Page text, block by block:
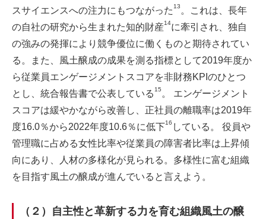
スサイエンスへの注力にもつながった 13 。これは、長年
の自社の研究から生まれた知的財産14に牽引され、独自
の強みの発揮により競争優位に働くものと期待されてい
る。また、風土醸成の成果を測る指標として2019年度か
ら従業員エンゲージメントスコアを非財務KPIのひとつ
とし、統合報告書で公表している 15 。 エンゲージメント
スコアは緩やかながら改善し、正社員の離職率は2019年
度16.0％から2022年度10.6％に低下16 している。 役員や
管理職に占める女性比率や従業員の障害者比率は上昇傾
向にあり、人材の多様化が見られる。多様性に富む組織
を目指す風土の醸成が進んでいると言えよう。
（２）自主性と革新する力を育む組織風土の醸